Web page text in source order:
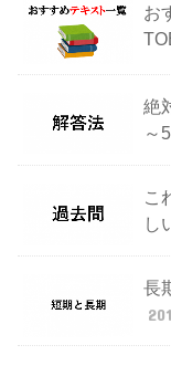
お
絶
～
こ
し
長